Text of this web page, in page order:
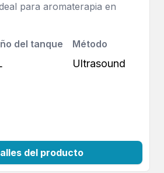
para aromaterapia en
del tanque Método
Ultrasound
del producto